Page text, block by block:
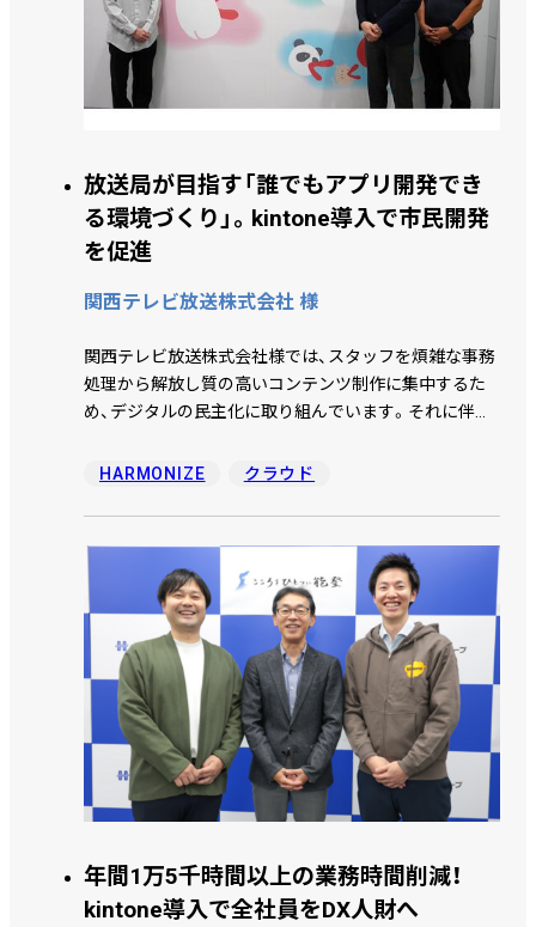
放送局が目指す「誰でもアプリ開発でき
る環境づくり」。kintone導入で市民開発
を促進
関西テレビ放送株式会社 様
関西テレビ放送株式会社様では、スタッフを煩雑な事務
処理から解放し質の高いコンテンツ制作に集中するた
め、デジタルの民主化に取り組んでいます。それに伴い
を導入しました。「忙しい社員がアプリ開発をするには
淳史 専任部次長、石井 克典 主任に取り組みについてお
話を伺いました。
HARMONIZE クラウド
年間1万5千時間以上の業務時間削減！
kintone導入で全社員をDX人財へ